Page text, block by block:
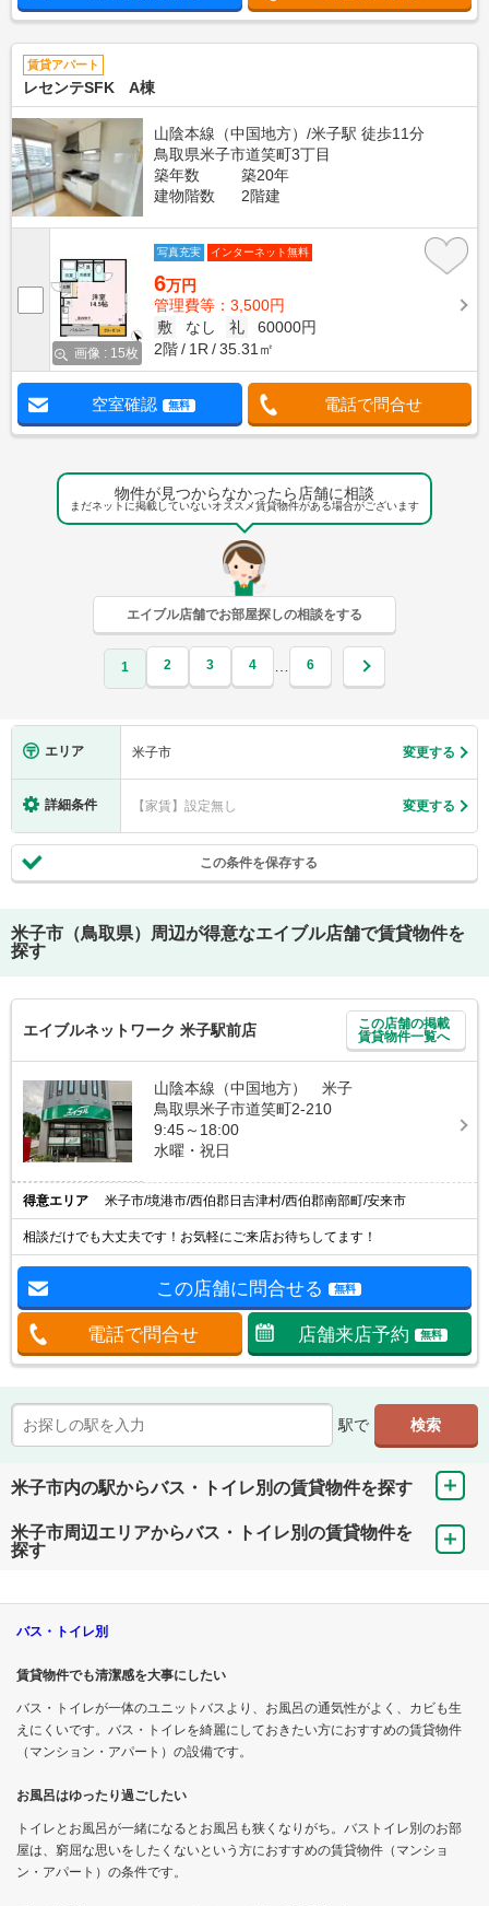
賃貸アパート
レセンテSFK A棟
山陰本線（中国地方）/米子駅 徒歩11分
鳥取県米子市道笑町3丁目
築年数
築20年
建物階数
2階建
画像 : 15枚
写真充実 インターネット無料
6万円
管理費等：3,500円
敷
なし 礼
60000円
2階
1R 35.31㎡
空室確認 無料 電話で問合せ
物件が見つからなかったら店舗に相談
まだネットに掲載していないオススメ賃貸物件がある場合がございます
エイブル店舗でお部屋探しの相談をする
1 2 3 4 … 6
エリア 米子市 変更する
詳細条件 【家賃】設定無し 変更する
この条件を保存する
米子市（鳥取県）
周辺が得意なエイブル店舗で賃貸物件を
探す
エイブルネットワーク 米子駅前店
この店舗の掲載
賃貸物件一覧へ
山陰本線（中国地方） 米子
鳥取県米子市道笑町2-210
9:45～18:00
水曜・祝日
得意エリア 米子市/境港市/西伯郡日吉津村/西伯郡南部町/安来市
相談だけでも大丈夫です！お気軽にご来店お待ちしてます！
この店舗に問合せる 無料
電話で問合せ 店舗来店予約 無料
駅で
米子市内の駅からバス・トイレ別の賃貸物件を探す
米子市周辺エリアからバス・トイレ別の賃貸物件を
探す
バス・トイレ別
賃貸物件でも清潔感を大事にしたい
バス・トイレが一体のユニットバスより、お風呂の通気性がよく、カビも生
えにくいです。バス・トイレを綺麗にしておきたい方におすすめの賃貸物件
（マンション・アパート）の設備です。
お風呂はゆったり過ごしたい
トイレとお風呂が一緒になるとお風呂も狭くなりがち。バストイレ別のお部
屋は、窮屈な思いをしたくないという方におすすめの賃貸物件（マンショ
ン・アパート）の条件です。